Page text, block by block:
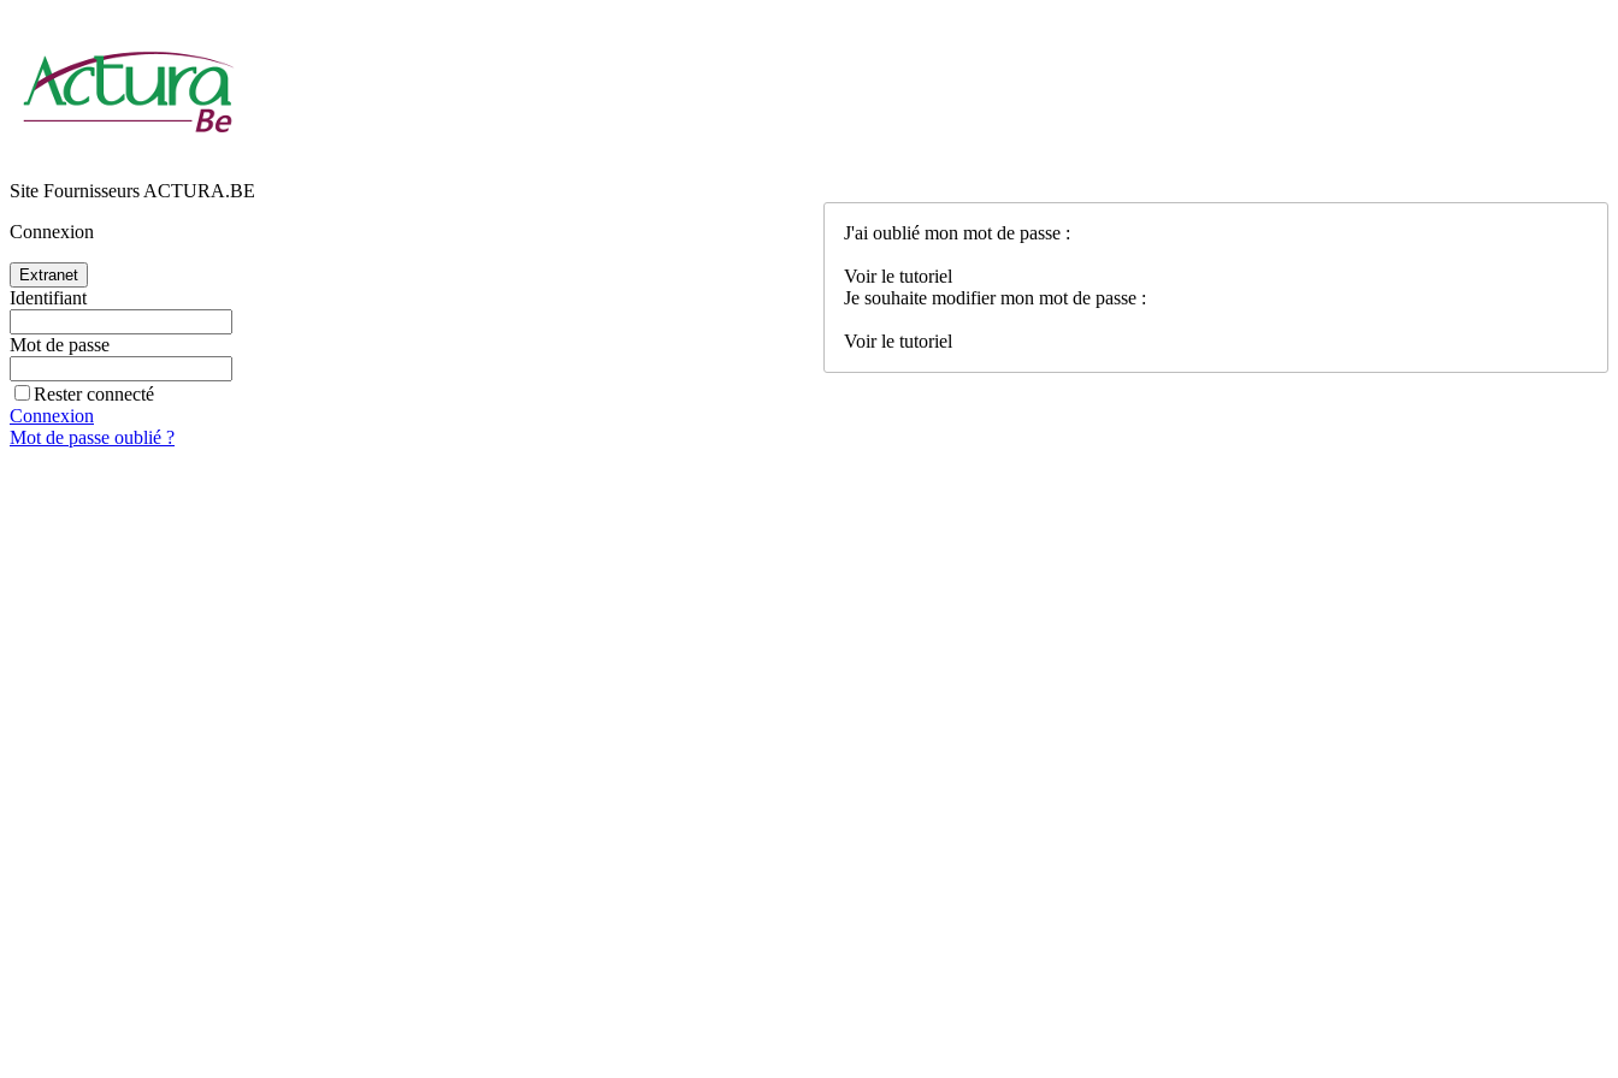
Site Fournisseurs ACTURA.BE
Connexion
Identifiant
Mot de passe
Rester connecté
Connexion
Mot de passe oublié ?
J'ai oublié mon mot de passe :
Voir le tutoriel
Je souhaite modifier mon mot de passe :
Voir le tutoriel